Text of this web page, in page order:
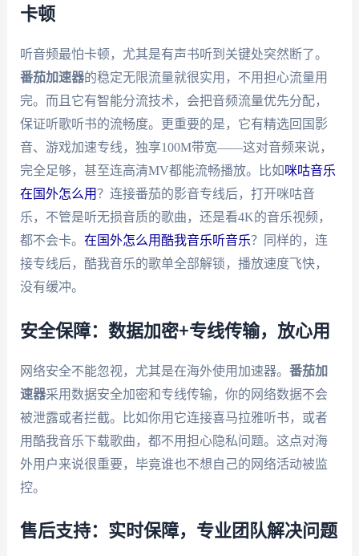
卡顿
听音频最怕卡顿，尤其是有声书听到关键处突然断了。
番茄加速器的稳定无限流量就很实用，不用担心流量用
完。而且它有智能分流技术，会把音频流量优先分配，
保证听歌听书的流畅度。更重要的是，它有精选回国影
音、游戏加速专线，独享100M带宽——这对音频来说，
完全足够，甚至连高清MV都能流畅播放。比如咪咕音乐
在国外怎么用？连接番茄的影音专线后，打开咪咕音
乐，不管是听无损音质的歌曲，还是看4K的音乐视频，
都不会卡。 在国外怎么用酷我音乐听音乐？同样的，连
接专线后，酷我音乐的歌单全部解锁，播放速度飞快，
没有缓冲。
安全保障：数据加密+专线传输，放心用
网络安全不能忽视，尤其是在海外使用加速器。 番茄加
速器采用数据安全加密和专线传输，你的网络数据不会
被泄露或者拦截。比如你用它连接喜马拉雅听书，或者
用酷我音乐下载歌曲，都不用担心隐私问题。这点对海
外用户来说很重要，毕竟谁也不想自己的网络活动被监
控。
售后支持：实时保障，专业团队解决问题